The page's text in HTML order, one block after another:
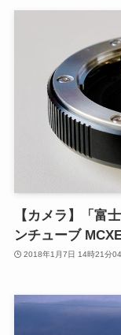
【カメラ】「富
ンチューブ
2018年1月7日 14時21分